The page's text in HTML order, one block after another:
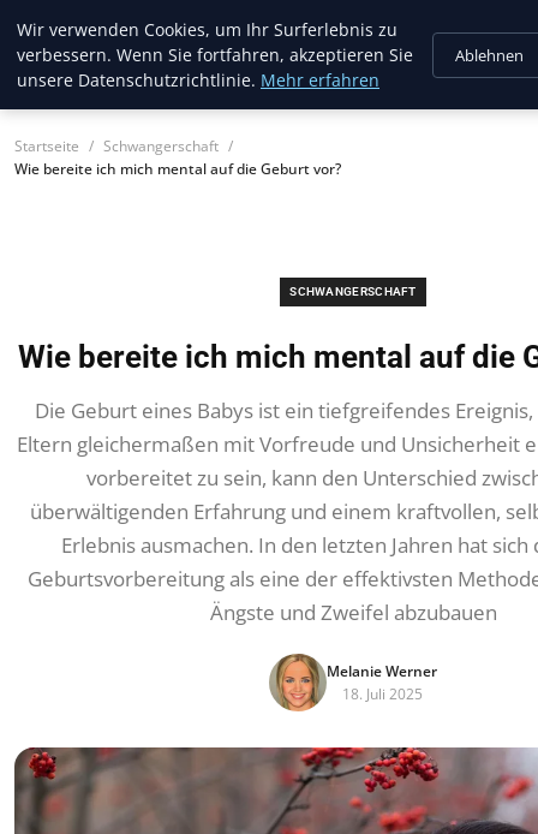
Trendcycles
Startseite
Schwangerschaft
Wie bereite ich mich mental auf die Geburt vor?
SCHWANGERSCHAFT
Wie bereite ich mich mental auf die
Die Geburt eines Babys ist ein tiefgreifendes
Eltern gleichermaßen mit Vorfreude und Unsicherheit
vorbereitet zu sein, kann den Unterschied
überwältigenden Erfahrung und einem kraftvollen,
Erlebnis ausmachen. In den letzten Jahren hat
Geburtsvorbereitung als eine der effektivsten
Ängste und Zweifel abzubauen
Melanie Werner
18. Juli 2025
Wir verwenden Cookies, um Ihr Surferlebnis zu
verbessern. Wenn Sie fortfahren, akzeptieren Sie
unsere Datenschutzrichtlinie. Mehr erfahren
Ablehnen